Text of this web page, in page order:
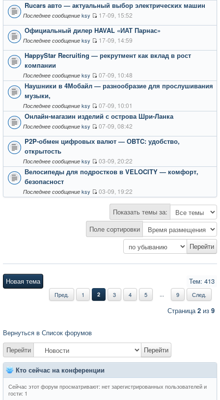
Rucars авто — актуальный выбор электрических машин
Последнее сообщение ksy 17-09, 15:52
Официальный дилер HAVAL «ИАТ Парнас»
Последнее сообщение ksy 17-09, 14:59
HappyStar Recruiting — рекрутмент как вклад в рост
компании
Последнее сообщение ksy 07-09, 10:48
Наушники в 4Мобайл — разнообразие для прослушивания
музыки,
Последнее сообщение ksy 07-09, 10:01
Онлайн-магазин изделий с острова Шри-Ланка
Последнее сообщение ksy 07-09, 08:42
P2P-обмен цифровых валют — ОBTC: удобство,
открытость
Последнее сообщение ksy 03-09, 20:22
Велосипеды для подростков в VELOCITY — комфорт,
безопасност
Последнее сообщение ksy 03-09, 19:22
Показать темы за:
Поле сортировки
Новая тема Тем: 413
Пред. 1 2 3 4 5 ... 9 След.
Страница2 из 9
Вернуться в Список форумов
Перейти
Перейти
Кто сейчас на конференции
Сейчас этот форум просматривают: нет зарегистрированных пользователей и
гости: 1